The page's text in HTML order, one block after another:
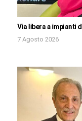
Via libera a impianti
7 Agosto 2026